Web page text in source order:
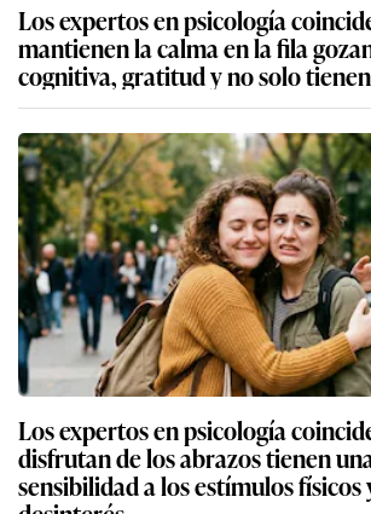
Los expertos en psicología
mantienen la calma en la fila
cognitiva, gratitud y no solo
Los expertos en psicología
disfrutan de los abrazos tienen
sensibilidad a los estímulos físicos